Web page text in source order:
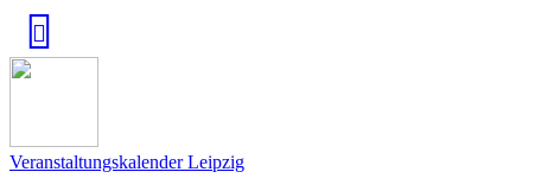
Veranstaltungskalender Leipzig